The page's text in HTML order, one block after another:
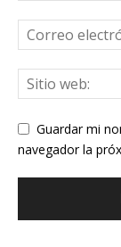
Guardar mi
navegador la